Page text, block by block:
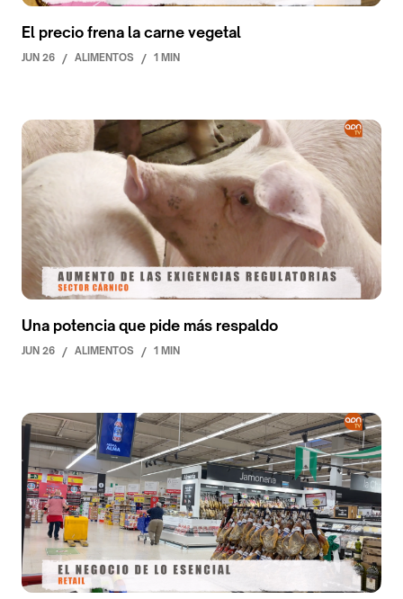
El precio frena la carne vegetal
JUN 26 / ALIMENTOS / 1 MIN
Una potencia que pide más respaldo
JUN 26 / ALIMENTOS / 1 MIN